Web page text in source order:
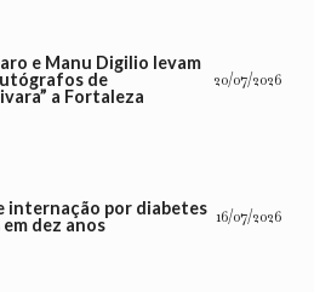
e Manu Digilio levam
de
a Fortaleza
20/07/2026
internação por diabetes
em dez anos
16/07/2026